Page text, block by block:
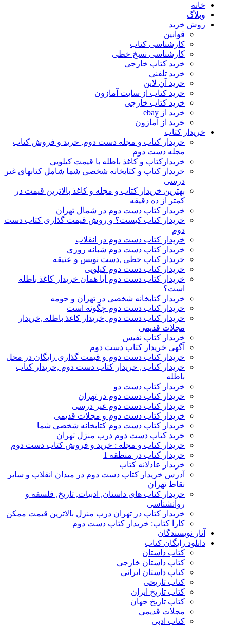
خانه
وبلاگ
روش خرید
قوانین
کارشناسی کتاب
کارشناسی نسخ خطی
خرید کتاب خارجی
خرید تلفنی
خرید آن لاین
خرید کتاب از سایت آمازون
خرید کتاب خارجی
خرید از ebay
خرید از آمازون
خریدار کتاب
خریدار کتاب و مجله دست دوم, خرید و فروش کتاب
مجله دست دوم
خریدارکتاب و کاغذ باطله با قیمت کیلویی
خریدار کتاب و کتابخانه شخصی شما شامل کتابهای غیر
درسی
بهترین خریدار کتاب و مجله و کاغذ بالاترین قیمت در
کمتر از ده دقیقه
خریدار کتاب دست دوم در شمال تهران
خریدار کتاب کیست؟ و روش قیمت گذاری کتاب دست
دوم
خریدار کتاب دست دوم در انقلاب
خریدار کتاب دست دوم شبانه روزی
خریدار کتاب خطی ,دست نویس و عتیقه
خریدار کتاب دست دوم کیلویی
خریدار کتاب دست دوم آیا همان خریدار کاغذ باطله
است؟
خریدار کتابخانه شخصی در تهران و حومه
خریدار کتاب دست دوم چگونه است
خریدار کتاب دست دوم ,خریدار کاغذ باطله ,خریدار
مجلات قدیمی
خریدار کتاب نفیس
آگهی خریدار کتاب دست دوم
خریدار کتاب دست دوم و قیمت گذاری رایگان در محل
خریدار کتاب , خریدار کتاب دست دوم ,خریدار کتاب
باطله
خریدار کتاب دست دو
خریدار کتاب دست دوم در تهران
خریدار کتاب دست دوم غیر درسی
خریدار کتاب دست دوم و مجلات قدیمی
خریدار کتاب دست دوم کتابخانه شخصی شما
خرید کتاب دست دوم درب منزل تهران
خریدار کتاب و مجله : خرید و فروش کتاب دست دوم
خریدار کتاب در منطقه 1
خریدار عادلانه کتاب
آدرس خریدار کتاب دست دوم در میدان انقلاب و سایر
نقاط تهران
خریدار کتاب های داستان, ادبیات, تاریخ, فلسفه و
روانشناسی
خریدار کتاب در تهران درب منزل بالاترین قیمت ممکن
کارا کتاب: خریدار کتاب دست دوم
آثار نویسندگان
دانلود رایگان کتاب
کتاب داستان
کتاب داستان خارجی
کتاب داستان ایرانی
کتاب تاریخی
کتاب تاریخ ایران
کتاب تاریخ جهان
مجلات قدیمی
کتاب ادبی